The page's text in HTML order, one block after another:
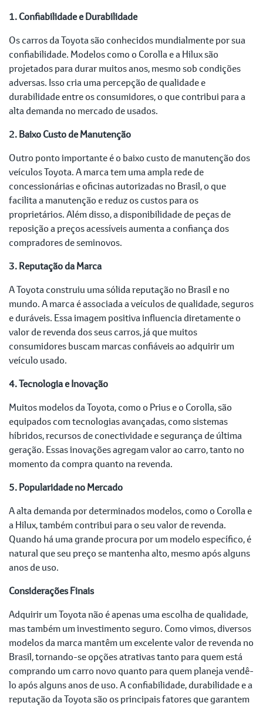
1. Confiabilidade e Durabilidade
Os carros da Toyota são conhecidos mundialmente por sua
confiabilidade. Modelos como o Corolla e a Hilux são
projetados para durar muitos anos, mesmo sob condições
adversas. Isso cria uma percepção de qualidade e
durabilidade entre os consumidores, o que contribui para a
alta demanda no mercado de usados.
2. Baixo Custo de Manutenção
Outro ponto importante é o baixo custo de manutenção dos
veículos Toyota. A marca tem uma ampla rede de
concessionárias e oficinas autorizadas no Brasil, o que
facilita a manutenção e reduz os custos para os
proprietários. Além disso, a disponibilidade de peças de
reposição a preços acessíveis aumenta a confiança dos
compradores de seminovos.
3. Reputação da Marca
A Toyota construiu uma sólida reputação no Brasil e no
mundo. A marca é associada a veículos de qualidade, seguros
e duráveis. Essa imagem positiva influencia diretamente o
valor de revenda dos seus carros, já que muitos
consumidores buscam marcas confiáveis ao adquirir um
veículo usado.
4. Tecnologia e Inovação
Muitos modelos da Toyota, como o Prius e o Corolla, são
equipados com tecnologias avançadas, como sistemas
híbridos, recursos de conectividade e segurança de última
geração. Essas inovações agregam valor ao carro, tanto no
momento da compra quanto na revenda.
5. Popularidade no Mercado
A alta demanda por determinados modelos, como o Corolla e
a Hilux, também contribui para o seu valor de revenda.
Quando há uma grande procura por um modelo específico, é
natural que seu preço se mantenha alto, mesmo após alguns
anos de uso.
Considerações Finais
Adquirir um Toyota não é apenas uma escolha de qualidade,
mas também um investimento seguro. Como vimos, diversos
modelos da marca mantêm um excelente valor de revenda no
Brasil, tornando-se opções atrativas tanto para quem está
comprando um carro novo quanto para quem planeja vendê-
lo após alguns anos de uso. A confiabilidade, durabilidade e a
reputação da Toyota são os principais fatores que garantem